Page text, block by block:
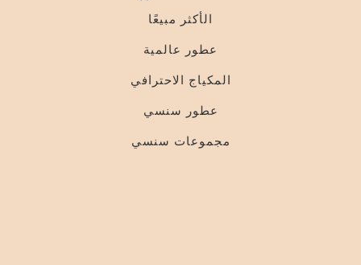
الأكثر مبيعًا
عطور عالمية
المكياج الاحترافي
عطور سنسي
مجموعات سنسي